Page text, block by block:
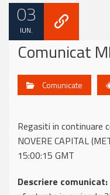
03
IUN.
Comunicat
Comunicate
Regasiti in continuare
NOVERE CAPITAL
15:00:15 GMT
Descriere comunicat: